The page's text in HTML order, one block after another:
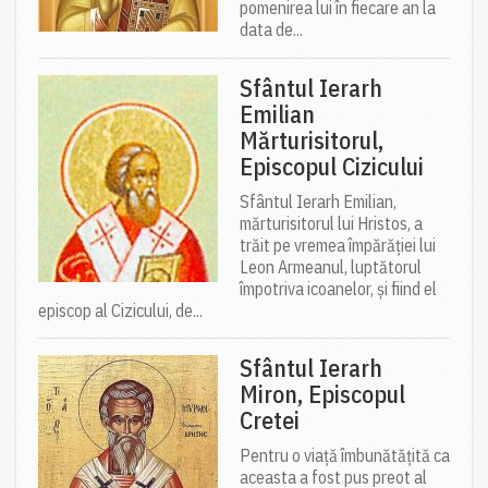
pomenirea lui în fiecare an la
data de...
Sfântul Ierarh
Emilian
Mărturisitorul,
Episcopul Cizicului
Sfântul Ierarh Emilian,
mărturisitorul lui Hristos, a
trăit pe vremea împărăției lui
Leon Armeanul, luptătorul
împotriva icoanelor, și fiind el
episcop al Cizicului, de...
Sfântul Ierarh
Miron, Episcopul
Cretei
Pentru o viață îmbunătățită ca
aceasta a fost pus preot al